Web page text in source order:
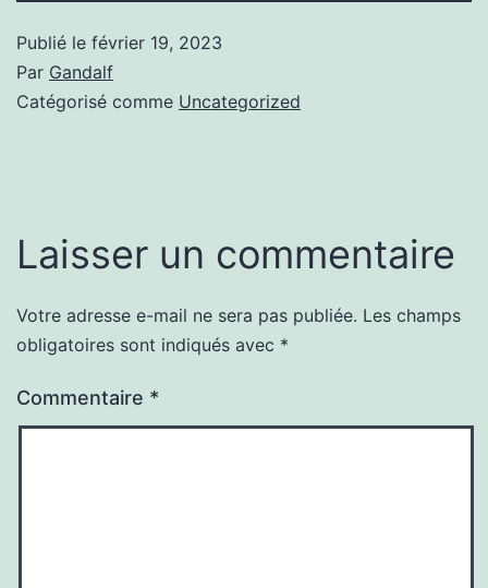
Publié le février 19, 2023
Par Gandalf
Catégorisé comme Uncategorized
Laisser un commentaire
Votre adresse e-mail ne sera pas publiée. Les champs
obligatoires sont indiqués avec *
Commentaire *